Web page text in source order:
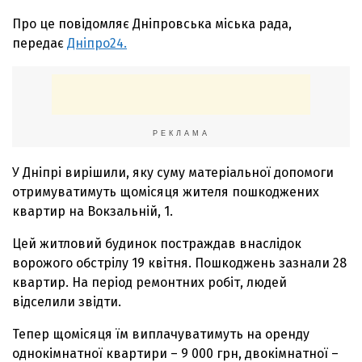
Про це повідомляє Дніпровська міська рада,
передає Дніпро24.
РЕКЛАМА
У Дніпрі вирішили, яку суму матеріальної допомоги
отримуватимуть щомісяця жителя пошкоджених
квартир на Вокзальній, 1.
Цей житловий будинок постраждав внаслідок
ворожого обстрілу 19 квітня. Пошкоджень зазнали 28
квартир. На період ремонтних робіт, людей
відселили звідти.
Тепер щомісяця їм виплачуватимуть на оренду
однокімнатної квартири – 9 000 грн, двокімнатної –